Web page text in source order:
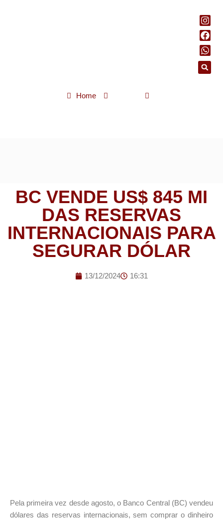
Home
BC VENDE US$ 845 MI
DAS RESERVAS
INTERNACIONAIS PARA
SEGURAR DÓLAR
13/12/2024 16:31
Pela primeira vez desde agosto, o Banco Central (BC) vendeu
dólares das reservas internacionais, sem comprar o dinheiro